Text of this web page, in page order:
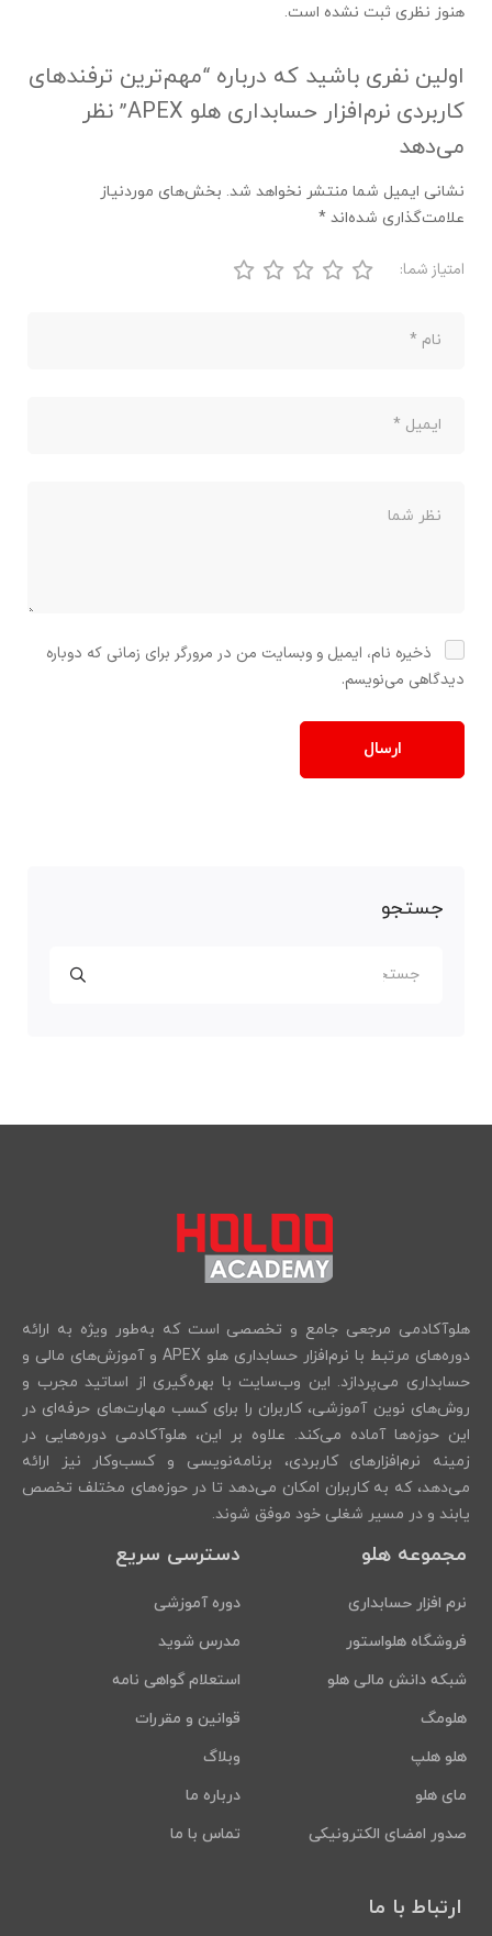
جستجو
هنوز نظری ثبت نشده است.
اولین نفری باشید که درباره “مهم‌ترین ترفندهای
کاربردی نرم‌افزار حسابداری هلو APEX” نظر
می‌دهد
نشانی ایمیل شما منتشر نخواهد شد. بخش‌های موردنیاز
علامت‌گذاری شده‌اند *
امتیاز شما:
ذخیره نام، ایمیل و وبسایت من در مرورگر برای زمانی که دوباره
دیدگاهی می‌نویسم.
هلوآکادمی مرجعی جامع و تخصصی است که به‌طور ویژه به ارائه
دوره‌های مرتبط با نرم‌افزار حسابداری هلو APEX و آموزش‌های مالی و
حسابداری می‌پردازد. این وب‌سایت با بهره‌گیری از اساتید مجرب و
روش‌های نوین آموزشی، کاربران را برای کسب مهارت‌های حرفه‌ای در
این حوزه‌ها آماده می‌کند. علاوه بر این، هلوآکادمی دوره‌هایی در
زمینه نرم‌افزارهای کاربردی، برنامه‌نویسی و کسب‌وکار نیز ارائه
می‌دهد، که به کاربران امکان می‌دهد تا در حوزه‌های مختلف تخصص
یابند و در مسیر شغلی خود موفق شوند.
مجموعه هلو
نرم افزار حسابداری
فروشگاه هلواستور
شبکه دانش مالی هلو
هلومگ
هلو هلپ
مای هلو
صدور امضای الکترونیکی
دسترسی سریع
دوره آموزشی
مدرس شوید
استعلام گواهی نامه
قوانین و مقررات
وبلاگ
درباره ما
تماس با ما
ارتباط با ما